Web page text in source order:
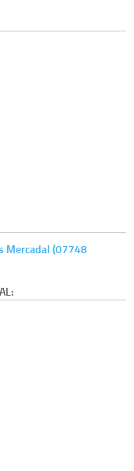
Mercadal (07748